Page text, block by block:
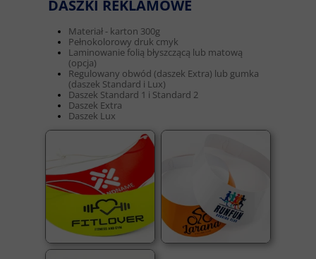
Materiał - karton 300g
Pełnokolorowy druk cmyk
Laminowanie folią błyszczącą lub matową
(opcja)
Regulowany obwód (daszek Extra) lub gumka
(daszek Standard i Lux)
Daszek Standard 1 i Standard 2
Daszek Extra
Daszek Lux
DASZKI REKLAMOWE